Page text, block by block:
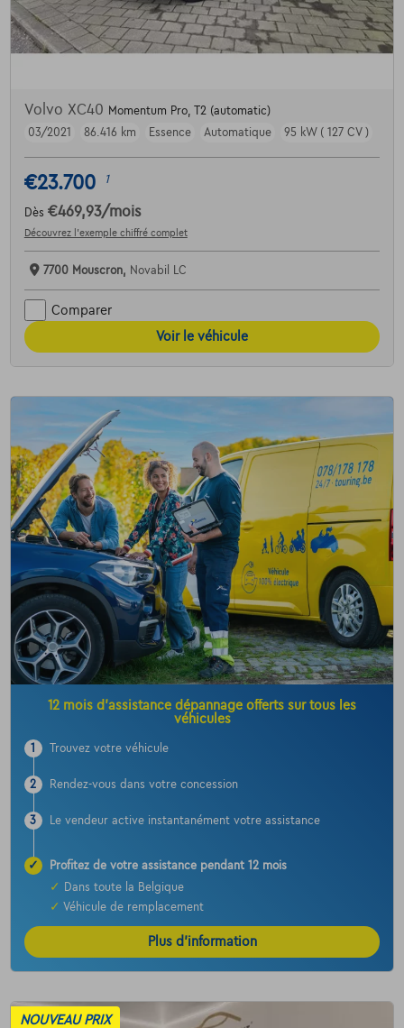
Volvo XC40 Momentum Pro, T2 (automatic)
03/2021
86.416 km Essence Automatique 95 kW ( 127 CV )
€23.700 1
Dès €469,93/mois
Découvrez l’exemple chiffré complet
7700 Mouscron, Novabil LC
Comparer
Voir le véhicule
12 mois d’assistance dépannage offerts sur tous les
véhicules
1 Trouvez votre véhicule
2 Rendez-vous dans votre concession
3 Le vendeur active instantanément votre assistance
✓
Profitez de votre assistance pendant 12 mois
✓
Dans toute la Belgique
✓ Véhicule de remplacement
Plus d’information
NOUVEAU PRIX